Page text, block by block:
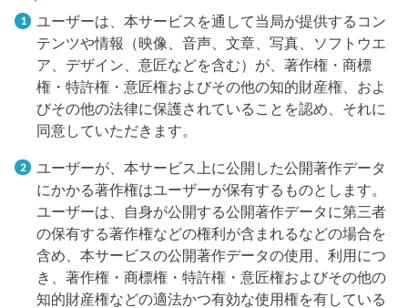
ユーザーは、本サービスを通して当局が提供するコン
テンツや情報（映像、音声、文章、写真、ソフトウエ
ア、デザイン、意匠などを含む）が、著作権・商標
権・特許権・意匠権およびその他の知的財産権、およ
びその他の法律に保護されていることを認め、それに
同意していただきます。
ユーザーが、本サービス上に公開した公開著作データ
にかかる著作権はユーザーが保有するものとします。
ユーザーは、自身が公開する公開著作データに第三者
の保有する著作権などの権利が含まれるなどの場合を
含め、本サービスの公開著作データの使用、利用につ
き、著作権・商標権・特許権・意匠権およびその他の
知的財産権などの適法かつ有効な使用権を有している